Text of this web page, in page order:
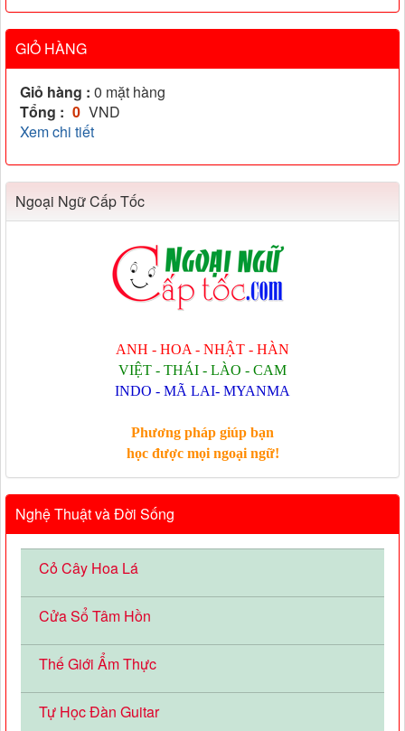
GIỎ HÀNG
Giỏ hàng : 0 mặt hàng
Tổng : 0 VND
Xem chi tiết
Ngoại Ngữ Cấp Tốc
ANH - HOA - NHẬT - HÀN
VIỆT - THÁI - LÀO - CAM
INDO - MÃ LAI- MYANMA
Phương pháp giúp bạn
học được mọi ngoại ngữ!
Nghệ Thuật và Đời Sống
Cỏ Cây Hoa Lá
Cửa Sổ Tâm Hồn
Thế Giới Ẩm Thực
Tự Học Đàn Guitar